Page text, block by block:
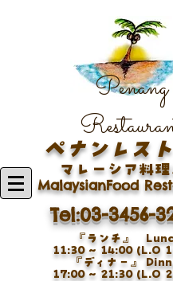
マレーシア料理
Penang
ペナンレス
MalaysianFood
Tel:03-3456-
『ランチ』
11:30 ~ 14:00 (L.O
『ディナ−』
17:00 ~ 21:30 (L.O